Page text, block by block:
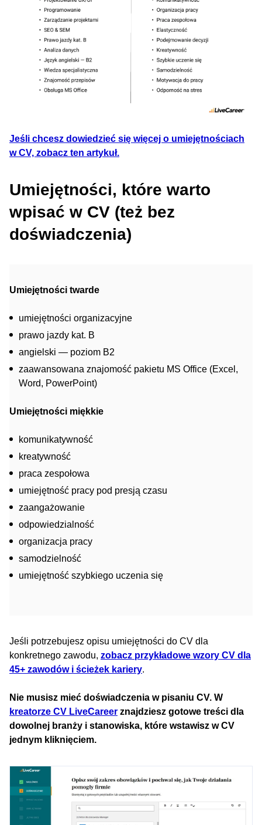
Jeśli chcesz dowiedzieć się więcej o umiejętnościach
w CV, zobacz ten artykuł.
Umiejętności, które warto
wpisać w CV (też bez
doświadczenia)
Umiejętności twarde
umiejętności organizacyjne
prawo jazdy kat. B
angielski — poziom B2
zaawansowana znajomość pakietu MS Office (Excel,
Word, PowerPoint)
Umiejętności miękkie
komunikatywność
kreatywność
praca zespołowa
umiejętność pracy pod presją czasu
zaangażowanie
odpowiedzialność
organizacja pracy
samodzielność
umiejętność szybkiego uczenia się
Jeśli potrzebujesz opisu umiejętności do CV dla
konkretnego zawodu, zobacz przykładowe wzory CV dla
45+ zawodów i ścieżek kariery.
Nie musisz mieć doświadczenia w pisaniu CV. W
kreatorze CV LiveCareer znajdziesz gotowe treści dla
dowolnej branży i stanowiska, które wstawisz w CV
jednym kliknięciem.